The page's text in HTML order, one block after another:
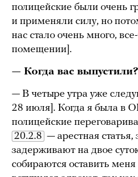
полицейские были очень
и применяли силу, но
нас стало очень много,
помещении].
— Когда вас выпустили?
— В четыре утра уже
28 июля]. Когда я была в
полицейские
20.2.8 — арестная статья,
задерживают на двое
собираются оставить